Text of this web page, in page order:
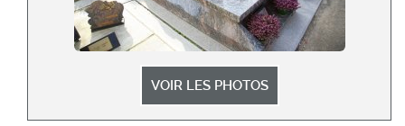
VOIR LES PHOTOS